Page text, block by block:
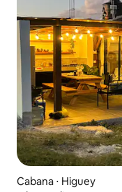
Cabana ⋅ Higuey